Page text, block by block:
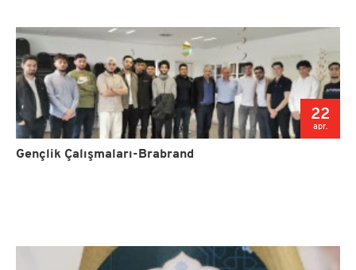
22
apr.
Gençlik Çalışmaları-Brabrand